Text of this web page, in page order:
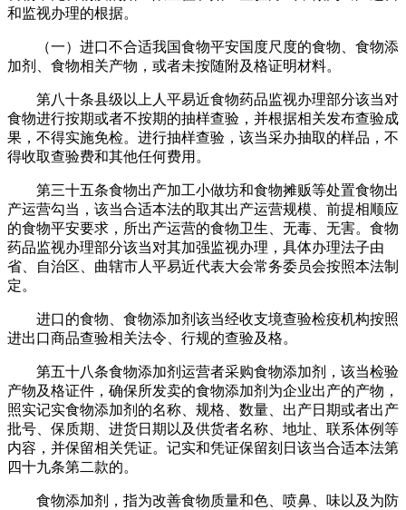
和监视办理的根据。
（一）进口不合适我国食物平安国度尺度的食物、食物添
加剂、食物相关产物，或者未按随附及格证明材料。
第八十条县级以上人平易近食物药品监视办理部分该当对
食物进行按期或者不按期的抽样查验，并根据相关发布查验成
果，不得实施免检。进行抽样查验，该当采办抽取的样品，不
得收取查验费和其他任何费用。
第三十五条食物出产加工小做坊和食物摊贩等处置食物出
产运营勾当，该当合适本法的取其出产运营规模、前提相顺应
的食物平安要求，所出产运营的食物卫生、无毒、无害。食物
药品监视办理部分该当对其加强监视办理，具体办理法子由
省、自治区、曲辖市人平易近代表大会常务委员会按照本法制
定。
进口的食物、食物添加剂该当经收支境查验检疫机构按照
进出口商品查验相关法令、行规的查验及格。
第五十八条食物添加剂运营者采购食物添加剂，该当检验
产物及格证件，确保所发卖的食物添加剂为企业出产的产物，
照实记实食物添加剂的名称、规格、数量、出产日期或者出产
批号、保质期、进货日期以及供货者名称、地址、联系体例等
内容，并保留相关凭证。记实和凭证保留刻日该当合适本法第
四十九条第二款的。
食物添加剂，指为改善食物质量和色、喷鼻、味以及为防